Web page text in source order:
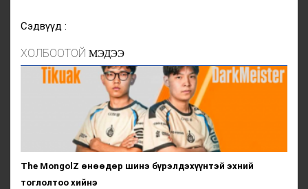
Сэдвүүд :
ХОЛБООТОЙ МЭДЭЭ
The MongolZ өнөөдөр шинэ бүрэлдэхүүнтэй эхний
тоглолтоо хийнэ